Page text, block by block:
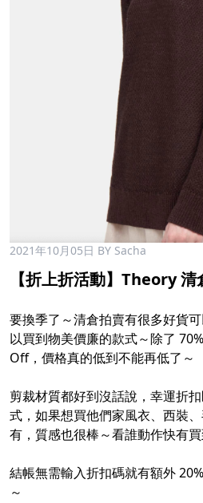
2021年10月05日 BY Sacha
【折上折活動】Theory
要換季了～清倉拍賣有很多好貨
以買到物美價廉的款式～除了
Off，價格真的低到不能再低了～
剪裁材質都好到沒話說，幸運折
式，如果想買他們家風衣、西裝
有，質感也很棒～看誰動作快有買
結帳無需輸入折扣碼就有額外
～